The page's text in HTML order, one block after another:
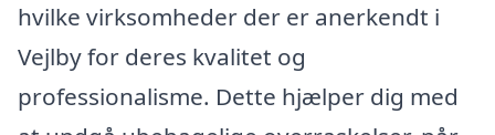
hvilke virksomheder der er anerkendt i
Vejlby for deres kvalitet og
professionalisme. Dette hjælper dig med